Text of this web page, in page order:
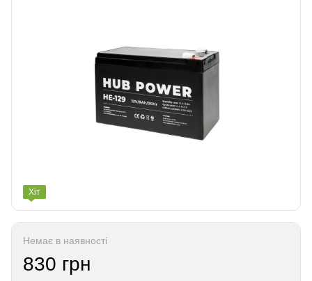
Хіт
Немає в наявності
830 грн